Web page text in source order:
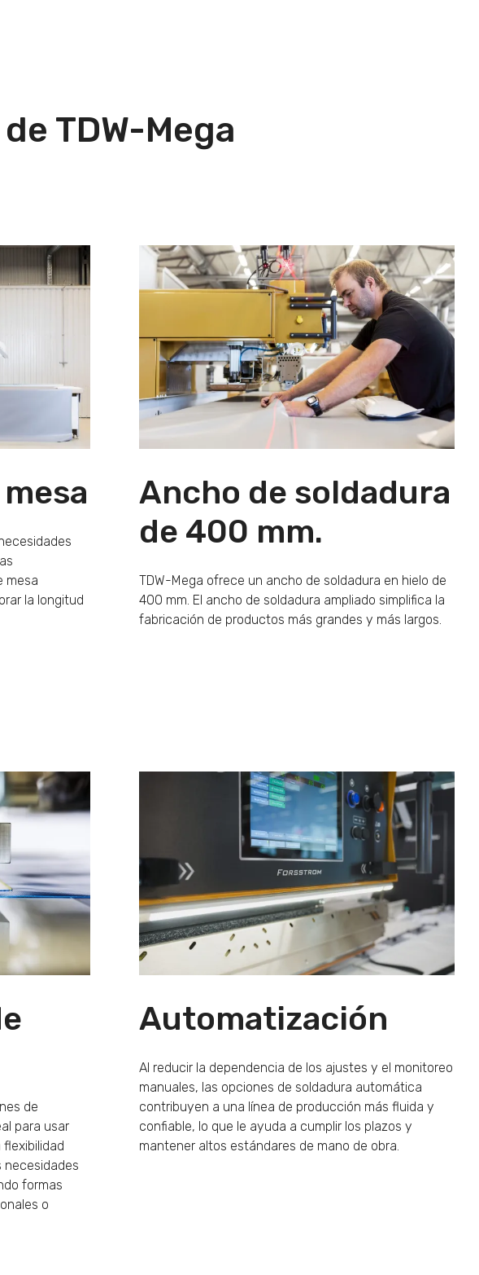
TDW-Mega
mesa
la longitud
Ancho de soldadura
de 400 mm.
TDW-Mega ofrece un ancho de soldadura en hielo de
400 mm. El ancho de soldadura ampliado simplifica la
fabricación de productos más grandes y más largos.
de
para usar
necesidades
formas
o
Automatización
Al reducir la dependencia de los ajustes y el monitoreo
manuales, las opciones de soldadura automática
contribuyen a una línea de producción más fluida y
confiable, lo que le ayuda a cumplir los plazos y
mantener altos estándares de mano de obra.